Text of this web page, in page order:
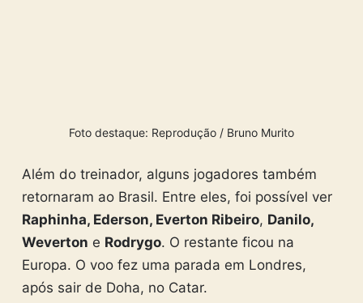
Foto destaque: Reprodução / Bruno Murito
Além do treinador, alguns jogadores também
retornaram ao Brasil. Entre eles, foi possível ver
Raphinha, Ederson, Everton Ribeiro, Danilo,
Weverton e Rodrygo. O restante ficou na
Europa. O voo fez uma parada em Londres,
após sair de Doha, no Catar.